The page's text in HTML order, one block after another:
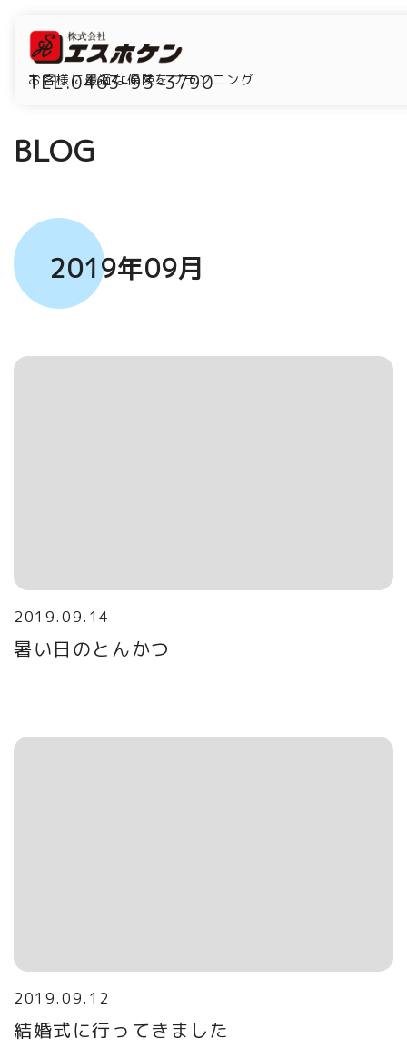
お客様に最適な保険をプランニング
TEL.0463-93-3790
BLOG
2019年09月
暑い日のとんかつ
2019.09.14
結婚式に行ってきました
2019.09.12